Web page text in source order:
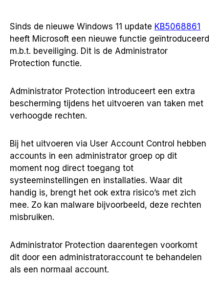
Sinds de nieuwe Windows 11 update KB5068861
heeft Microsoft een nieuwe functie geïntroduceerd
m.b.t. beveiliging. Dit is de Administrator
Protection functie.
Administrator Protection introduceert een extra
bescherming tijdens het uitvoeren van taken met
verhoogde rechten.
Bij het uitvoeren via User Account Control hebben
accounts in een administrator groep op dit
moment nog direct toegang tot
systeeminstellingen en installaties. Waar dit
handig is, brengt het ook extra risico’s met zich
mee. Zo kan malware bijvoorbeeld, deze rechten
misbruiken.
Administrator Protection daarentegen voorkomt
dit door een administratoraccount te behandelen
als een normaal account.